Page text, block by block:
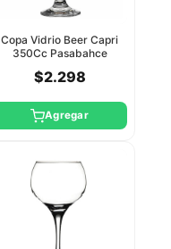
Copa Vidrio Beer Capri
350Cc Pasabahce
$2.298
Agregar